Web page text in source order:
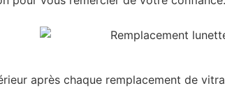
après chaque remplacement de